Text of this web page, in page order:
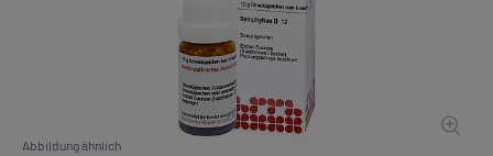
Abbildung ähnlich